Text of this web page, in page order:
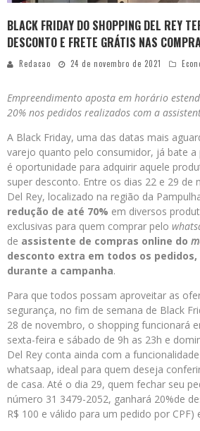
BLACK FRIDAY DO SHOPPING DEL REY
DESCONTO E FRETE GRÁTIS NAS
Redacao 24 de novembro de 2021
Empreendimento aposta em horário
20% nos pedidos realizados com a
A Black Friday, uma das datas mais
varejo quanto pelo consumidor, já bate
é oportunidade para adquirir aquele
super desconto. Entre os dias 22 e 29 de
Del Rey, localizado na região da
redução de até 70% em diversos
exclusivas para quem comprar pelo
de assistente de compras online do
desconto extra em todos os
durante a campanha.
Para que todos possam aproveitar as
segurança, no fim de semana de Black
28 de novembro, o shopping funcionará
sexta-feira e sábado de 9h as 23h e
Del Rey conta ainda com a
whatsaap, ideal para quem deseja
de casa. Até o dia 29, quem fechar seu
número 31 3479-2052, ganhará 20%de
R$ 100 e válido para um pedido por CPF)